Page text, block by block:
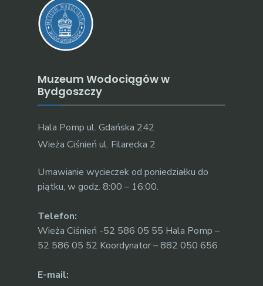
Muzeum Wodociągów w
Bydgoszczy
Hala Pomp ul. Gdańska 242
Wieża Ciśnień ul. Filarecka 2
Umawianie wycieczek od poniedziałku do
piątku, w godz. 8:00 – 16:00.
Telefon:
Wieża Ciśnień -52 586 05 55 Hala Pomp –
52 586 05 52 Koordynator – 882 050 656
E-mail: